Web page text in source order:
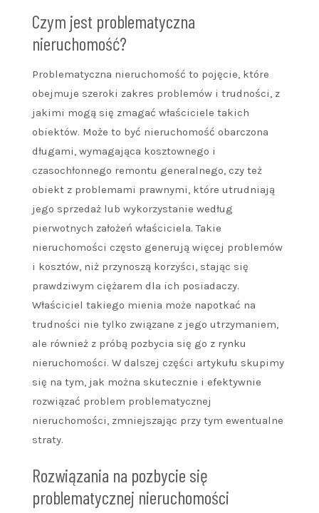
Czym jest problematyczna
nieruchomość?
Problematyczna nieruchomość to pojęcie, które
obejmuje szeroki zakres problemów i trudności, z
jakimi mogą się zmagać właściciele takich
obiektów. Może to być nieruchomość obarczona
długami, wymagająca kosztownego i
czasochłonnego remontu generalnego, czy też
obiekt z problemami prawnymi, które utrudniają
jego sprzedaż lub wykorzystanie według
pierwotnych założeń właściciela. Takie
nieruchomości często generują więcej problemów
i kosztów, niż przynoszą korzyści, stając się
prawdziwym ciężarem dla ich posiadaczy.
Właściciel takiego mienia może napotkać na
trudności nie tylko związane z jego utrzymaniem,
ale również z próbą pozbycia się go z rynku
nieruchomości. W dalszej części artykułu skupimy
się na tym, jak można skutecznie i efektywnie
rozwiązać problem problematycznej
nieruchomości, zmniejszając przy tym ewentualne
straty.
Rozwiązania na pozbycie się
problematycznej nieruchomości